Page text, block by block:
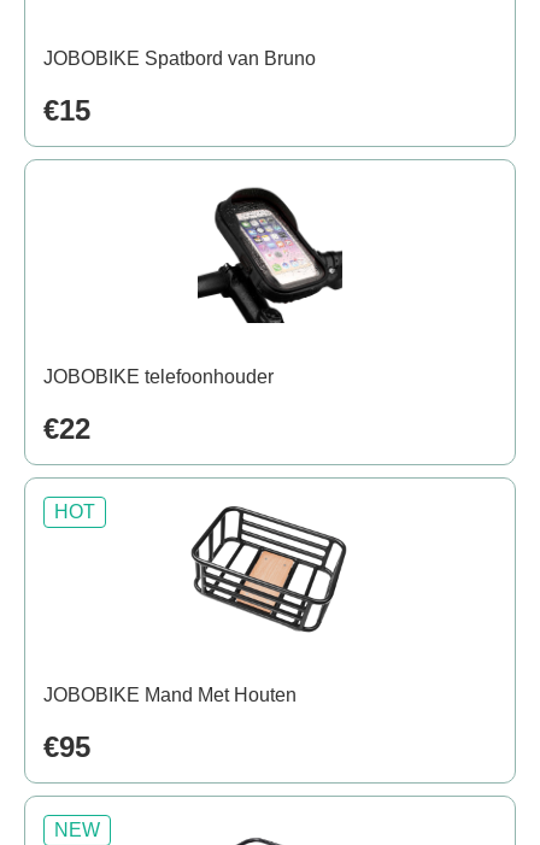
JOBOBIKE Spatbord van Bruno
€15
JOBOBIKE telefoonhouder
€22
HOT
JOBOBIKE Mand Met Houten
€95
NEW